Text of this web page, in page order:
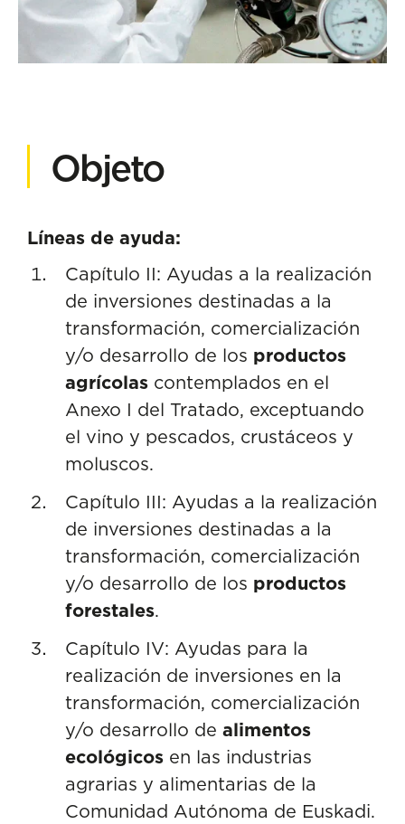
Objeto
Líneas de ayuda:
Capítulo II: Ayudas a la realización
de inversiones destinadas a la
transformación, comercialización
y/o desarrollo de los productos
agrícolas contemplados en el
Anexo I del Tratado, exceptuando
el vino y pescados, crustáceos y
moluscos.
Capítulo III: Ayudas a la realización
de inversiones destinadas a la
transformación, comercialización
y/o desarrollo de los productos
forestales.
Capítulo IV: Ayudas para la
realización de inversiones en la
transformación, comercialización
y/o desarrollo de alimentos
ecológicos en las industrias
agrarias y alimentarias de la
Comunidad Autónoma de Euskadi.